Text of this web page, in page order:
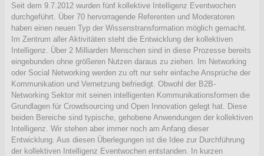
Seit dem 9.7.2012 wurden fünf kollektive Intelligenz Eventwochen
durchgeführt. Über 70 hervorragende Referenten und Moderatoren
haben einen neuen Typ der Wissenstransformation möglich gemacht.
Im Zentrum aller Aktivitäten steht die Entwicklung der kollektiven
Intelligenz. Über 2 Milliarden Menschen sind in diese Prozesse bereits
eingebunden ohne größeren Nutzen daraus zu ziehen. Im Networking
oder Social Networking werden zu oft nur sehr einfache Ansprüche der
Kommunikation und Vernetzung befriedigt. Obwohl der B2B-
Networking Sektor mit seinen intelligenten Kommunikationsformen die
Grundlagen für Crowdsourcing und Open Innovation gelegt hat. Diese
beiden Bereiche sind typische, gehobene Anwendungen der kollektiven
Intelligenz. Wir stehen aber immer noch am Anfang dieser
Entwicklung. Aus diesen Überlegungen ist die Idee zur Durchführung
der kollektiven Intelligenz Eventwochen entstanden. In kurzen